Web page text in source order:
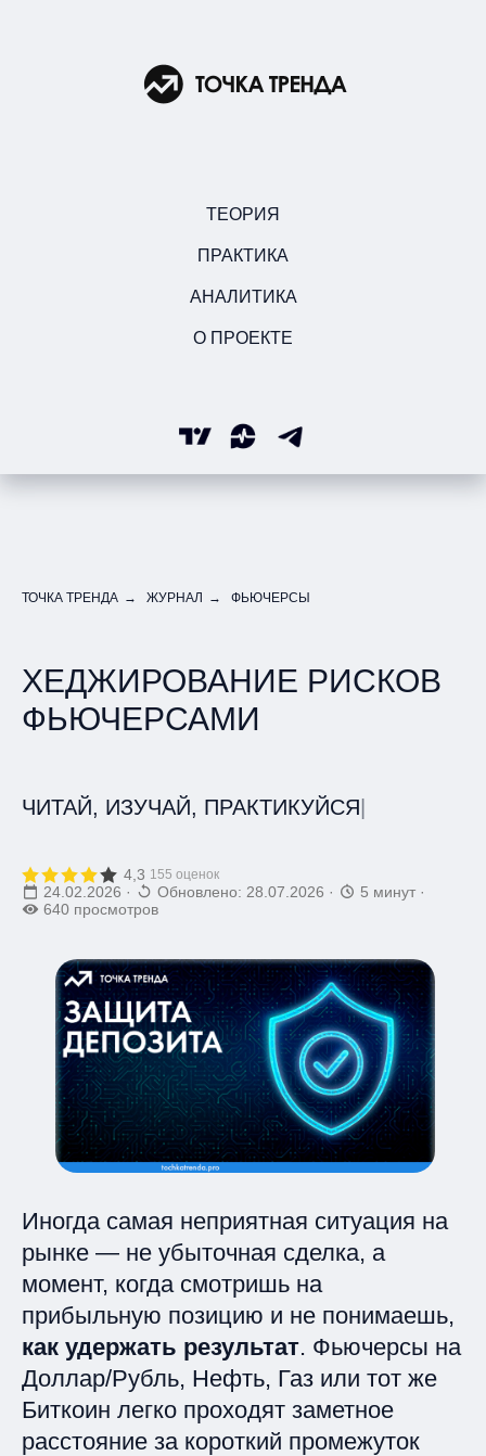
ТЕОРИЯ
ПРАКТИКА
АНАЛИТИКА
О ПРОЕКТЕ
ТОЧКА ТРЕНДА → ЖУРНАЛ → ФЬЮЧЕРСЫ
ХЕДЖИРОВАНИЕ РИСКОВ
ФЬЮЧЕРСАМИ
ЧИТАЙ, ИЗУЧАЙ, ПРАКТИКУЙСЯ
4,3 155 оценок
24.02.2026 · Обновлено: 28.07.2026 · 5 минут ·
640 просмотров
Иногда самая неприятная ситуация на
рынке — не убыточная сделка, а
момент, когда смотришь на
прибыльную позицию и не понимаешь,
как удержать результат. Фьючерсы на
Доллар/Рубль, Нефть, Газ или тот же
Биткоин легко проходят заметное
расстояние за короткий промежуток